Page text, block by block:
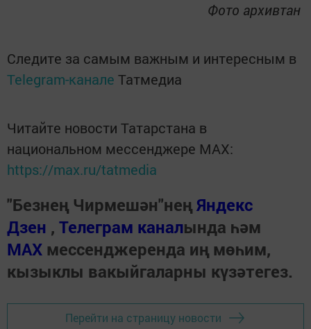
Фото архивтан
Следите за самым важным и интересным в
Telegram-канале Татмедиа
Читайте новости Татарстана в
национальном мессенджере MАХ:
https://max.ru/tatmedia
"Безнең Чирмешән"неңЯндекс
Дзен , Телеграм каналында һәм
МАХ мессенджеренда иң мөһим,
кызыклы вакыйгаларны күзәтегез.
Перейти на страницу новости